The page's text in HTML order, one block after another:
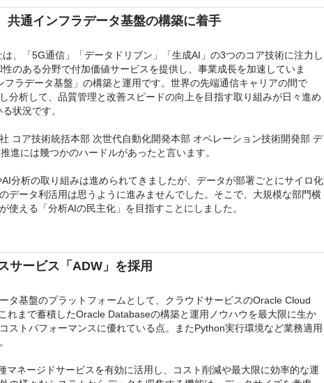
共通インフラデータ基盤の構築に着手
、「5G通信」「データドリブン」「生成AI」の3つのコア技術に注力し
のある分野で付加価値サービスを提供し、事業成長を加速していま
ラデータ基盤」の構築と運用です。世界の先端通信キャリアの間で
分析して、品質管理と改善スピードの向上を目指す取り組みが日々進め
状況です。
コア技術統括本部 次世代自動化開発本部 オペレーション技術開発部 デ
進には幾つかのハードルがあったと言います。
分析の取り組みは進められてきましたが、データが部署ごとにサイロ化
データ利活用は思うように進みませんでした。そこで、大規模な部門横
える「分析AIの民主化」を目指すことにしました。
サービス「ADW」を採用
タ基盤のプラットフォームとして、クラウドサービスのOracle Cloud
れまで蓄積したOracle Databaseの構築と運用ノウハウを最大限に生か
ストパフォーマンスに優れている点。またPython実行環境など業務適用
ネージドサービスを有効に活用し、コスト削減や最大限に効率的な運